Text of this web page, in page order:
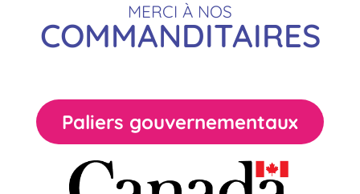
MERCI À NOS
COMMANDITAIRES
Paliers gouvernementaux